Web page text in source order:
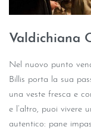
Valdichiana
Nel nuovo punto
Billis porta la sua
una veste fresca e
e l’altro, puoi vivere
autentico: pane